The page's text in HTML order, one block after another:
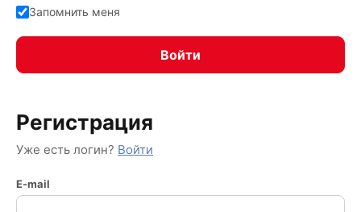
Запомнить меня
Регистрация
Уже есть логин? Войти
E-mail